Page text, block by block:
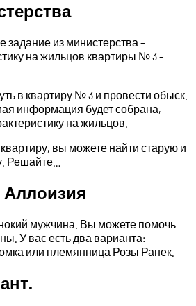
задание из министерства –
на жильцов квартиры № 3 –
в квартиру № 3 и провести обыск.
информация будет собрана,
на жильцов.
вы можете найти старую и
Решайте…
Аллоизия
мужчина. Вы можете помочь
У вас есть два варианта:
или племянница Розы Ранек.